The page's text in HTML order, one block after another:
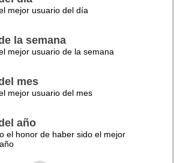
mejor usuario del día
la semana
mejor usuario de la semana
mes
mejor usuario del mes
año
el honor de haber sido el mejor